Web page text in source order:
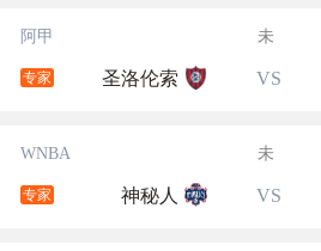
阿甲 未
专家 圣洛伦索 VS
WNBA 未
专家 神秘人 VS